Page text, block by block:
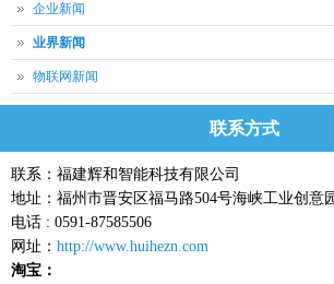
企业新闻
业界新闻
物联网新闻
联系方式
联系：福建辉和智能科技有限公司
地址：福州市晋安区福马路504号海峡工业创意
电话 : 0591-87585506
网址： http://www.huihezn.com
淘宝：